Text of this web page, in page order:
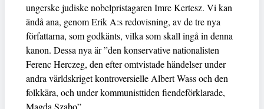
ungerske judiske nobelpristagaren Imre Kertesz. Vi kan
ändå ana, genom Erik A:s redovisning, av de tre nya
författarna, som godkänts, vilka som skall ingå in denna
kanon. Dessa nya är ”den konservative nationalisten
Ferenc Herczeg, den efter omtvistade händelser under
andra världskriget kontroversielle Albert Wass och den
folkkära, och under kommunisttiden fiendeförklarade,
Magda Szabo”.